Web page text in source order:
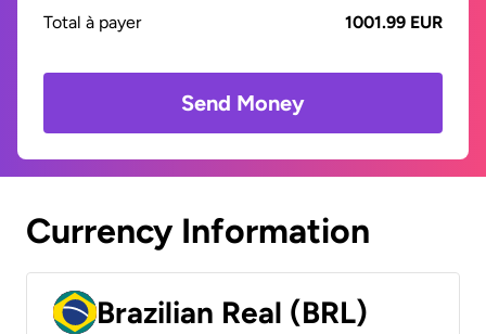
Total à payer
1001.99 EUR
Send Money
Currency Information
Brazilian Real (BRL)